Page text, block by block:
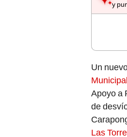
y
Un
Apoyo a
de
Las